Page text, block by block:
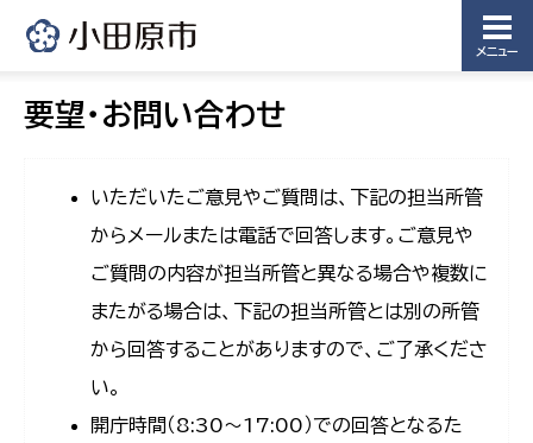
メニュー
要望・お問い合わせ
いただいたご意見やご質問は、下記の担当所管
からメールまたは電話で回答します。ご意見や
ご質問の内容が担当所管と異なる場合や複数に
またがる場合は、下記の担当所管とは別の所管
から回答することがありますので、ご了承くださ
い。
開庁時間（8:30〜17:00）での回答となるた